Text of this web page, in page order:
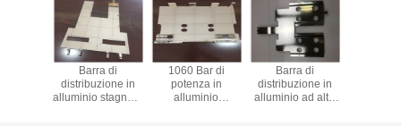
Barra di
distribuzione in
alluminio stagnato
1060 Bar di
potenza in
alluminio
Barra di
distribuzione in
alluminio ad alta